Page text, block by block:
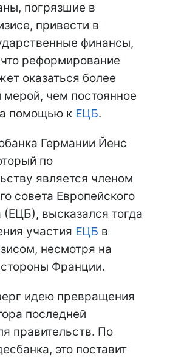
погрязшие в
привести в
финансы,
реформирование
оказаться более
мерой, чем постоянное
помощью к ЕЦБ.
Германии Йенс
по
является членом
совета Европейского
(ЕЦБ), высказался тогда
участия ЕЦБ в
несмотря на
Франции.
идею превращения
последней
правительств. По
это поставит